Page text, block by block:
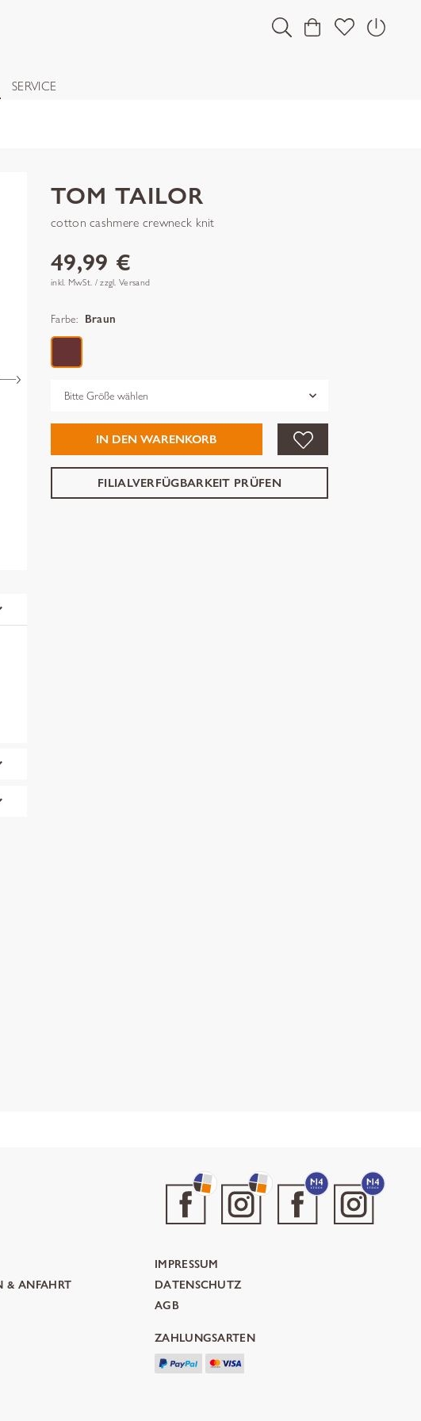
SERVICE
TOM TAILOR
cotton cashmere crewneck knit
49,99 €
inkl. MwSt. / zzgl. Versand
Farbe: Braun
Grösse
IN DEN WARENKORB
FILIALVERFÜGBARKEIT PRÜFEN
& ANFAHRT
IMPRESSUM
DATENSCHUTZ
AGB
ZAHLUNGSARTEN